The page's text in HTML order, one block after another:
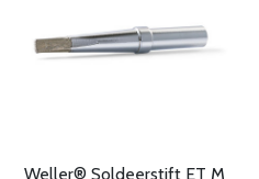
Weller® Soldeerstift ET M